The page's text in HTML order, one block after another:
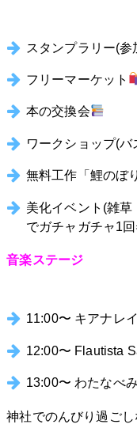
スタンプラリー(
フリーマーケット
本の交換会
ワークショップ(
無料工作「鯉のぼ
美化イベント(雑草
でガチャガチャ1
音楽ステージ
11:00〜 キアナレイ
12:00〜 Flautista
13:00〜 わたなべ
神社でのんびり過ご